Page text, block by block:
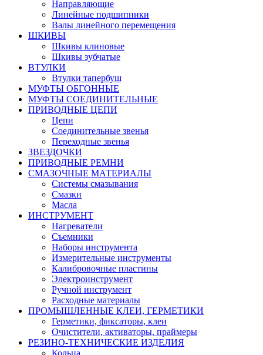
Направляющие
Линейные подшипники
Валы линейного перемещения
ШКИВЫ
Шкивы клиновые
Шкивы зубчатые
ВТУЛКИ
Втулки тапербуш
МУФТЫ ОБГОННЫЕ
МУФТЫ СОЕДИНИТЕЛЬНЫЕ
ПРИВОДНЫЕ ЦЕПИ
Цепи
Соединительные звенья
Переходные звенья
ЗВЕЗДОЧКИ
ПРИВОДНЫЕ РЕМНИ
СМАЗОЧНЫЕ МАТЕРИАЛЫ
Системы смазывания
Смазки
Масла
ИНСТРУМЕНТ
Нагреватели
Съемники
Наборы инструмента
Измерительные инструменты
Калибровочные пластины
Электроинструмент
Ручной инструмент
Расходные материалы
ПРОМЫШЛЕННЫЕ КЛЕИ, ГЕРМЕТИКИ
Герметики, фиксаторы, клеи
Очистители, активаторы, праймеры
РЕЗИНО-ТЕХНИЧЕСКИЕ ИЗДЕЛИЯ